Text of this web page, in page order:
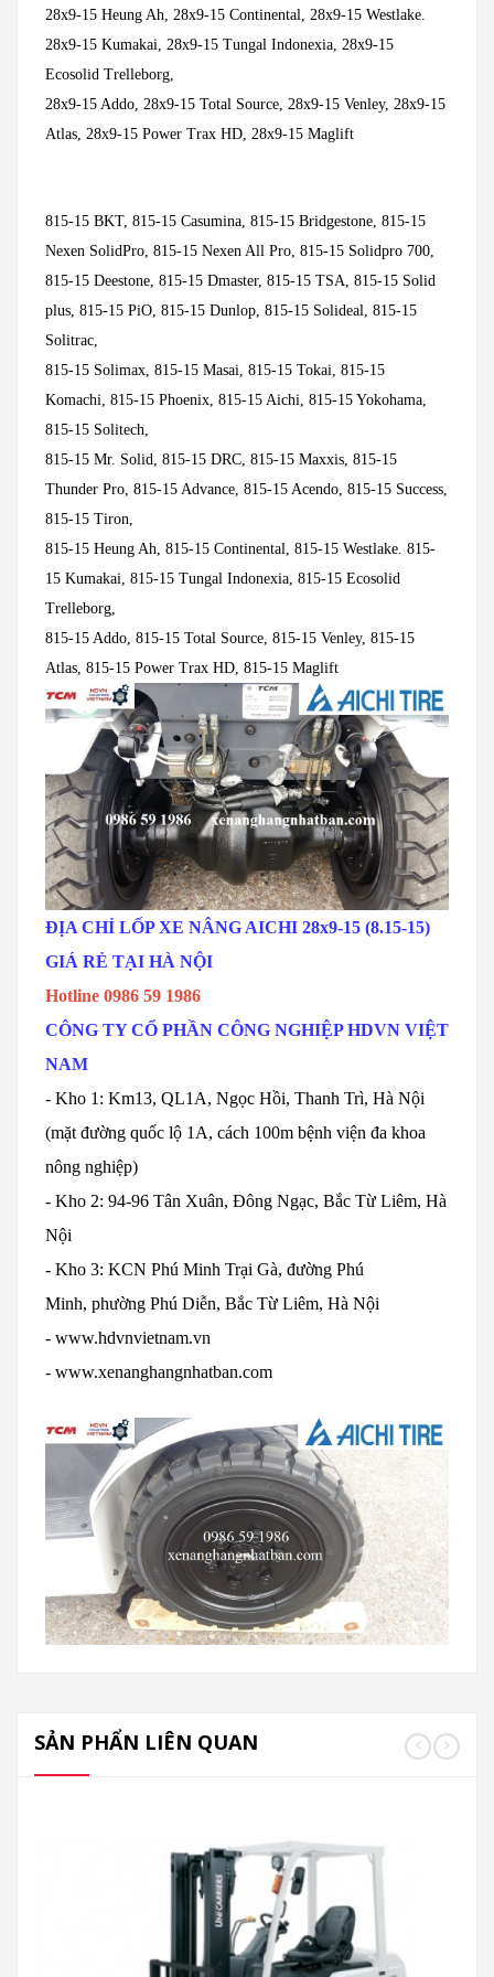
28x9-15 Heung Ah, 28x9-15 Continental, 28x9-15 Westlake.
28x9-15 Kumakai, 28x9-15 Tungal Indonexia, 28x9-15
Ecosolid Trelleborg,
28x9-15 Addo, 28x9-15 Total Source, 28x9-15 Venley, 28x9-15
Atlas, 28x9-15 Power Trax HD, 28x9-15 Maglift
815-15 BKT, 815-15 Casumina, 815-15 Bridgestone, 815-15
Nexen SolidPro, 815-15 Nexen All Pro, 815-15 Solidpro 700,
815-15 Deestone, 815-15 Dmaster, 815-15 TSA, 815-15 Solid
plus, 815-15 PiO, 815-15 Dunlop, 815-15 Solideal, 815-15
Solitrac,
815-15 Solimax, 815-15 Masai, 815-15 Tokai, 815-15
Komachi, 815-15 Phoenix, 815-15 Aichi, 815-15 Yokohama,
815-15 Solitech,
815-15 Mr. Solid, 815-15 DRC, 815-15 Maxxis, 815-15
Thunder Pro, 815-15 Advance, 815-15 Acendo, 815-15 Success,
815-15 Tiron,
815-15 Heung Ah, 815-15 Continental, 815-15 Westlake. 815-
15 Kumakai, 815-15 Tungal Indonexia, 815-15 Ecosolid
Trelleborg,
815-15 Addo, 815-15 Total Source, 815-15 Venley, 815-15
Atlas, 815-15 Power Trax HD, 815-15 Maglift
ĐỊA CHỈ LỐP XE NÂNG AICHI 28x9-15 (8.15-15)
GIÁ RẺ TẠI HÀ NỘI
Hotline 0986 59 1986
CÔNG TY CỔ PHẦN CÔNG NGHIỆP HDVN VIỆT
NAM
- Kho 1: Km13, QL1A, Ngọc Hồi, Thanh Trì, Hà Nội
(mặt đường quốc lộ 1A, cách 100m bệnh viện đa khoa
nông nghiệp)
- Kho 2: 94-96 Tân Xuân, Đông Ngạc, Bắc Từ Liêm, Hà
Nội
- Kho 3: KCN Phú Minh Trại Gà, đường Phú
Minh, phường Phú Diễn, Bắc Từ Liêm, Hà Nội
- www.hdvnvietnam.vn
- www.xenanghangnhatban.com
SẢN PHẨN LIÊN QUAN